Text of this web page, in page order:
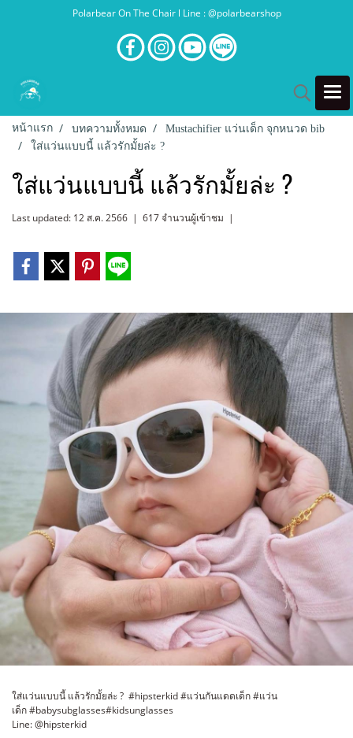
Polarbear On The Chair l Line : @polarbearshop
หน้าแรก บทความทั้งหมด
Mustachifier แว่นเด็ก จุกหนวด bib
ใส่แว่นแบบนี้ แล้วรักมั้ยล่ะ ?
ใส่แว่นแบบนี้ แล้วรักมั้ยล่ะ ?
Last updated: 12 ส.ค. 2566 | 617 จำนวนผู้เข้าชม |
ใส่แว่นแบบนี้ แล้วรักมั้ยล่ะ ? #hipsterkid #แว่นกันแดดเด็ก #แว่น
เด็ก #babysubglasses#kidsunglasses
Line: @hipsterkid